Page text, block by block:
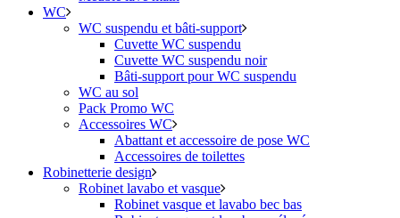
WC
WC suspendu et bâti-support
Cuvette WC suspendu
Cuvette WC suspendu noir
Bâti-support pour WC suspendu
WC au sol
Pack Promo WC
Accessoires WC
Abattant et accessoire de pose WC
Accessoires de toilettes
Robinetterie design
Robinet lavabo et vasque
Robinet vasque et lavabo bec bas